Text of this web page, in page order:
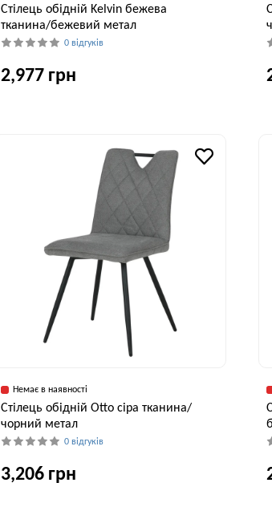
Cтілець обідній Kelvin бежева
тканина/бежевий метал
0 відгуків
2,977 грн
86 см
Немає в наявності
Cтілець обідній Otto сіра тканина/
чорний метал
0 відгуків
3,206 грн